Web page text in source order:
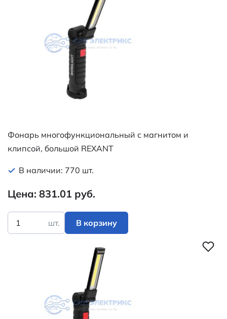
Фонарь многофункциональный с магнитом и
клипсой, большой REXANT
В наличии: 770 шт.
Цена: 831.01 руб.
шт. В корзину